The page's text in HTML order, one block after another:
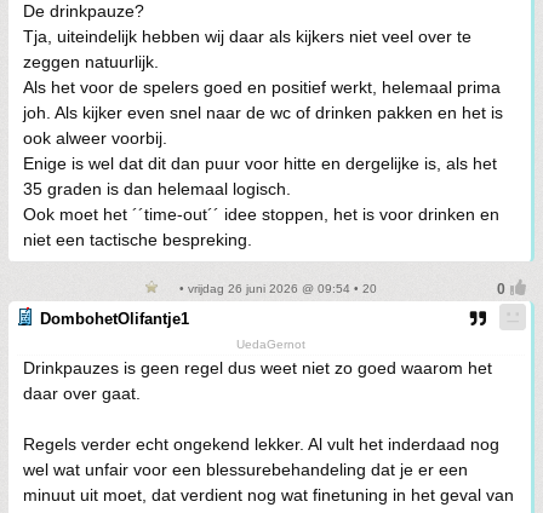
De drinkpauze?
Tja, uiteindelijk hebben wij daar als kijkers niet veel over te
zeggen natuurlijk.
Als het voor de spelers goed en positief werkt, helemaal prima
joh. Als kijker even snel naar de wc of drinken pakken en het is
ook alweer voorbij.
Enige is wel dat dit dan puur voor hitte en dergelijke is, als het
35 graden is dan helemaal logisch.
Ook moet het ´´time-out´´ idee stoppen, het is voor drinken en
niet een tactische bespreking.
• vrijdag 26 juni 2026 @ 09:54 • 20
DombohetOlifantje1
UedaGernot
Drinkpauzes is geen regel dus weet niet zo goed waarom het
daar over gaat.
Regels verder echt ongekend lekker. Al vult het inderdaad nog
wel wat unfair voor een blessurebehandeling dat je er een
minuut uit moet, dat verdient nog wat finetuning in het geval van